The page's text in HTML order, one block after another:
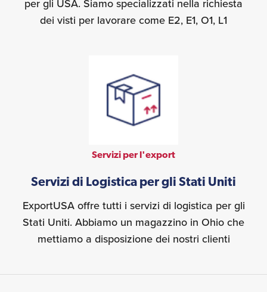
per gli USA. Siamo specializzati nella richiesta
dei visti per lavorare come E2, E1, O1, L1
Servizi per l'export
Servizi di Logistica per gli Stati Uniti
ExportUSA offre tutti i servizi di logistica per gli
Stati Uniti. Abbiamo un magazzino in Ohio che
mettiamo a disposizione dei nostri clienti